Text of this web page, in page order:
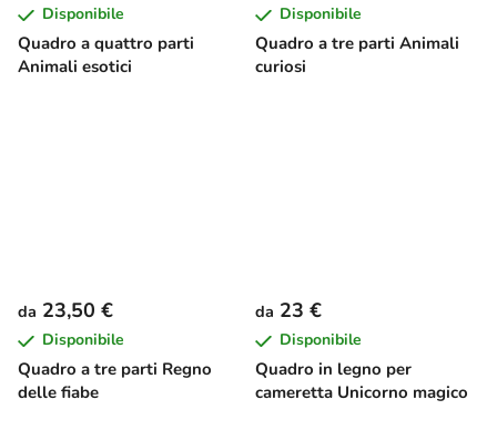
Quadro a quattro parti
Animali esotici
Disponibile
Quadro a tre parti Animali
curiosi
Disponibile
Quadro a tre parti Regno
delle fiabe
da 23,50 €
Disponibile
Quadro in legno per
cameretta Unicorno magico
da 23 €
Disponibile